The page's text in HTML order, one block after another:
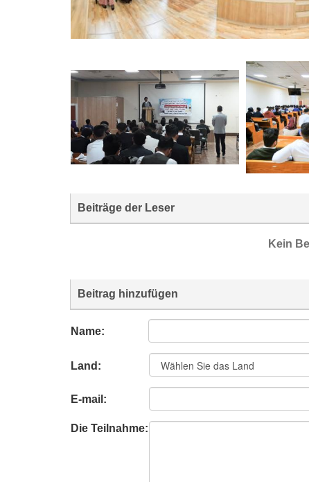
Beiträge der Leser
Kein
Beitrag hinzufügen
Name:
Land:
E-mail:
Die Teilnahme: